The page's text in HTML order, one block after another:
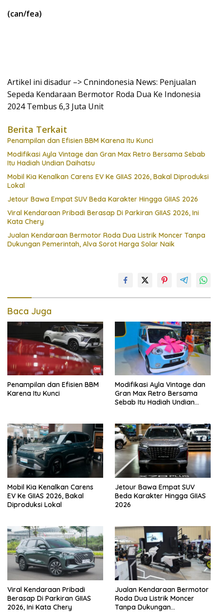
(can/fea)
Artikel ini disadur –> Cnnindonesia News: Penjualan
Sepeda Kendaraan Bermotor Roda Dua Ke Indonesia
2024 Tembus 6,3 Juta Unit
Berita Terkait
Penampilan dan Efisien BBM Karena Itu Kunci
Modifikasi Ayla Vintage dan Gran Max Retro Bersama Sebab
Itu Hadiah Undian Daihatsu
Mobil Kia Kenalkan Carens EV Ke GIIAS 2026, Bakal Diproduksi
Lokal
Jetour Bawa Empat SUV Beda Karakter Hingga GIIAS 2026
Viral Kendaraan Pribadi Berasap Di Parkiran GIIAS 2026, Ini
Kata Chery
Jualan Kendaraan Bermotor Roda Dua Listrik Moncer Tanpa
Dukungan Pemerintah, Alva Sorot Harga Solar Naik
Baca Juga
Penampilan dan Efisien BBM
Karena Itu Kunci
Modifikasi Ayla Vintage dan
Gran Max Retro Bersama
Sebab Itu Hadiah Undian
Mobil Kia Kenalkan Carens
EV Ke GIIAS 2026, Bakal
Diproduksi Lokal
Jetour Bawa Empat SUV
Beda Karakter Hingga GIIAS
2026
Viral Kendaraan Pribadi
Berasap Di Parkiran GIIAS
2026, Ini Kata Chery
Jualan Kendaraan Bermotor
Roda Dua Listrik Moncer
Tanpa Dukungan